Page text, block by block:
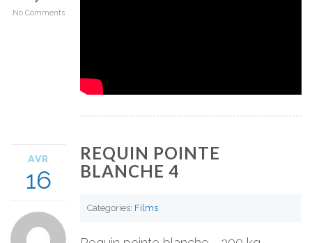
No Comments
AVR
16
REQUIN POINTE
BLANCHE 4
Categories: Films